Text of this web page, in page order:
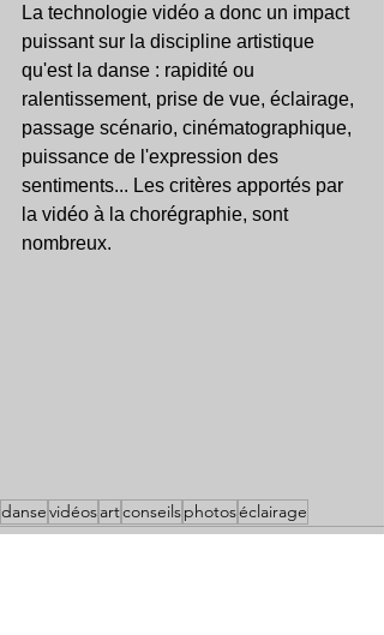
La technologie vidéo a donc un impact
puissant sur la discipline artistique
qu'est la danse : rapidité ou
ralentissement, prise de vue, éclairage,
passage scénario, cinématographique,
puissance de l'expression des
sentiments... Les critères apportés par
la vidéo à la chorégraphie, sont
nombreux.
dansevidéosartconseilsphotoséclairage